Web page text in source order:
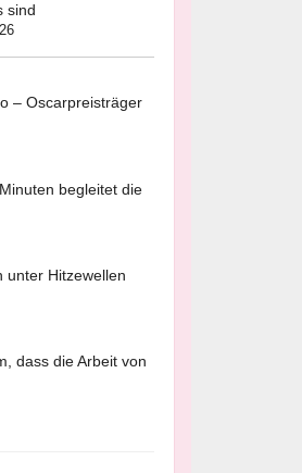
sind
– Oscarpreisträger
begleitet die
unter Hitzewellen
dass die Arbeit von